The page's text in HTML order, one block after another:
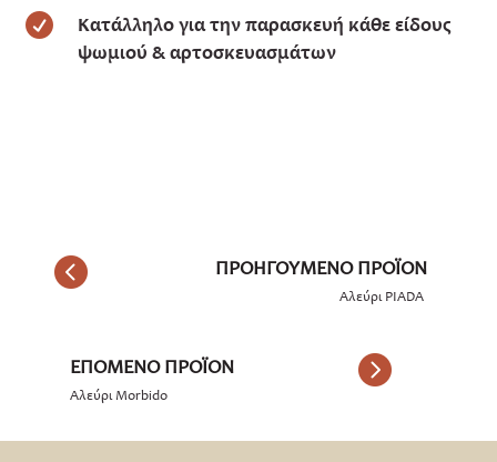

Κατάλληλο για την παρασκευή κάθε είδους
ψωμιού & αρτοσκευασμάτων
Αλεύρι PIADA
Αλεύρι Morbido